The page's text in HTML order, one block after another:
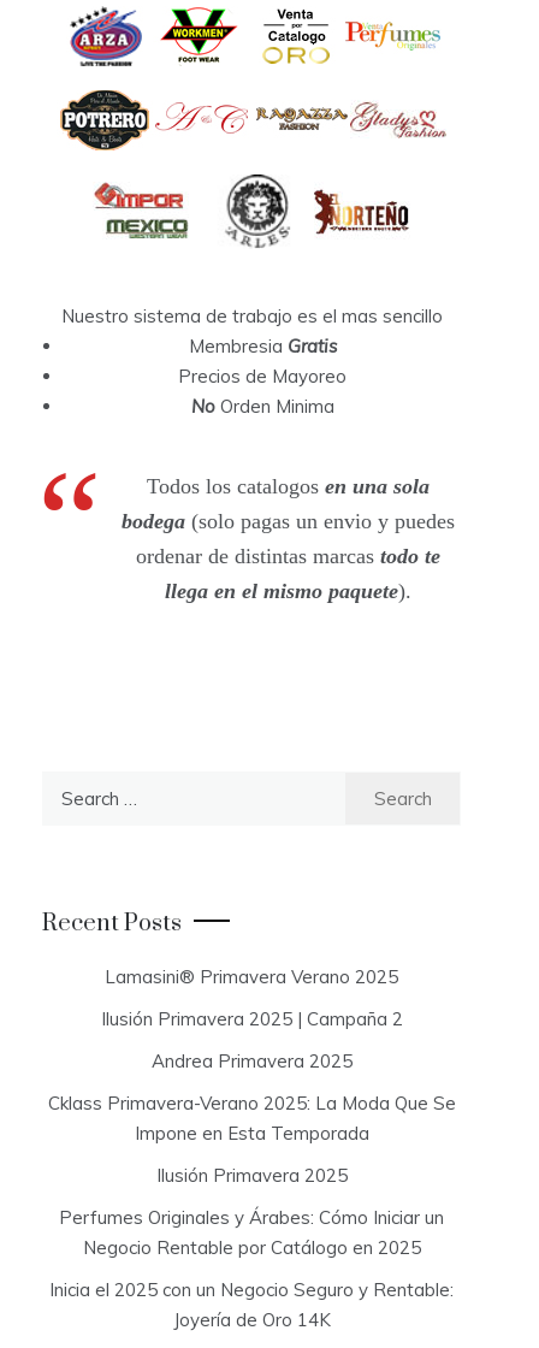
Nuestro sistema de trabajo es el mas sencillo
Membresia Gratis
Precios de Mayoreo
NoOrden Minima
Todos los catalogos en una sola
bodega (solo pagas un envio y puedes
ordenar de distintas marcastodo te
llega en el mismo paquete).
r
:
Recent Posts
Lamasini® Primavera Verano 2025
Ilusión Primavera 2025 | Campaña 2
Andrea Primavera 2025
Cklass Primavera-Verano 2025: La Moda Que Se
Impone en Esta Temporada
Ilusión Primavera 2025
Perfumes Originales y Árabes: Cómo Iniciar un
Negocio Rentable por Catálogo en 2025
Inicia el 2025 con un Negocio Seguro y Rentable:
Joyería de Oro 14K